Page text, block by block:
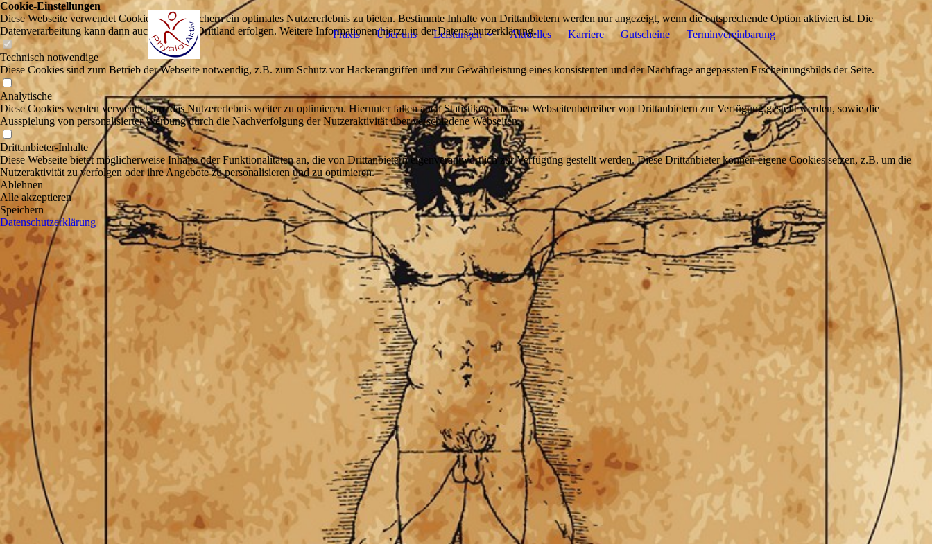
Praxis Über uns Leistungen Aktuelles Karriere Gutscheine Terminvereinbarung
Cookie-Einstellungen
Diese Webseite verwendet Cookies, um Besuchern ein optimales Nutzererlebnis zu bieten. Bestimmte Inhalte von Drittanbietern werden nur angezeigt, wenn die entsprechende Option aktiviert ist. Die
Datenverarbeitung kann dann auch in einem Drittland erfolgen. Weitere Informationen hierzu in der Datenschutzerklärung.
Technisch notwendige
Diese Cookies sind zum Betrieb der Webseite notwendig, z.B. zum Schutz vor Hackerangriffen und zur Gewährleistung eines konsistenten und der Nachfrage angepassten Erscheinungsbilds der Seite.
Analytische
Diese Cookies werden verwendet, um das Nutzererlebnis weiter zu optimieren. Hierunter fallen auch Statistiken, die dem Webseitenbetreiber von Drittanbietern zur Verfügung gestellt werden, sowie die
Ausspielung von personalisierter Werbung durch die Nachverfolgung der Nutzeraktivität über verschiedene Webseiten.
Drittanbieter-Inhalte
Diese Webseite bietet möglicherweise Inhalte oder Funktionalitäten an, die von Drittanbietern eigenverantwortlich zur Verfügung gestellt werden. Diese Drittanbieter können eigene Cookies setzen, z.B. um die
Nutzeraktivität zu verfolgen oder ihre Angebote zu personalisieren und zu optimieren.
Ablehnen
Alle akzeptieren
Speichern
Datenschutzerklärung